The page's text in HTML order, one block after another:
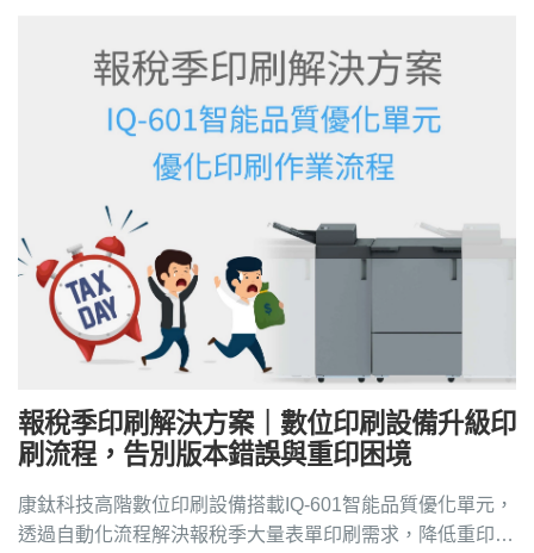
報稅季印刷解決方案｜數位印刷設備升級印
刷流程，告別版本錯誤與重印困境
康鈦科技高階數位印刷設備搭載IQ-601智能品質優化單元，
透過自動化流程解決報稅季大量表單印刷需求，降低重印成